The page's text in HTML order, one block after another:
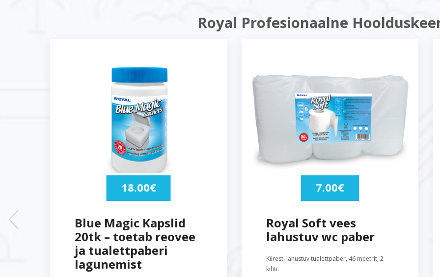
Royal Profesionaalne
Blue Magic Kapslid
20tk – toetab reovee
ja tualettpaberi
lagunemist
18.00€
Royal Soft vees
lahustuv wc paber
7.00€
Kiiresti lahustuv tualettpaber, 46 meetrit, 2
kihti.